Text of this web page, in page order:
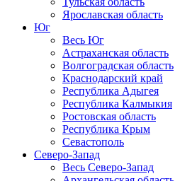
Ярославская область
Юг
Весь Юг
Астраханская область
Волгоградская область
Краснодарский край
Республика Адыгея
Республика Калмыкия
Ростовская область
Республика Крым
Севастополь
Северо-Запад
Весь Северо-Запад